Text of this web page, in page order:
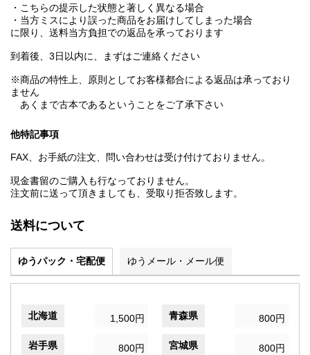
・こちらの提示した状態と著しく異なる場合
・当方ミスにより誤った商品をお届けしてしまった場合
に限り、送料当方負担での返品を承っております
到着後、3日以内に、まずはご連絡ください
※商品の特性上、原則としてお客様都合による返品は承っており
ません
あくまで古本であるということをご了承下さい
他特記事項
FAX、お手紙の注文、問い合わせは受け付けておりません。
現金書留のご購入も行なっておりません。
注文前に送って頂きましても、受取り拒否致します。
送料について
ゆうパック・宅配便 ゆうメール・メール便
北海道 1,500円 青森県 800円
岩手県 800円 宮城県 800円